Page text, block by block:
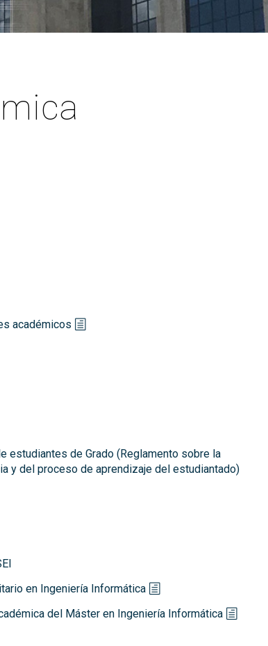
de gobierno
Prácticas en empresa
PIUNE
Evaluación por Compensación
PARS Grado y Máster en
Ingeniería Informática
académicos
estudiantes de Grado (Reglamento sobre la
y del proceso de aprendizaje del estudiantado)
en Ingeniería Informática
del Máster en Ingeniería Informática